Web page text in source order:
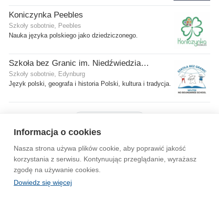
Informacja o cookies
Nasza strona używa plików cookie, aby poprawić jakość
korzystania z serwisu. Kontynuując przeglądanie, wyrażasz
zgodę na używanie cookies.
Dowiedz się więcej
Koniczynka Peebles
Szkoły sobotnie, Peebles
Nauka języka polskiego jako dziedziczonego.
Szkoła bez Granic im. Niedźwiedzia Wojtka
Szkoły sobotnie, Edynburg
Język polski, geografa i historia Polski, kultura i tradycja.
Wytyczne dla społeczności Regulamin Prywatność
Reklama Kontakt